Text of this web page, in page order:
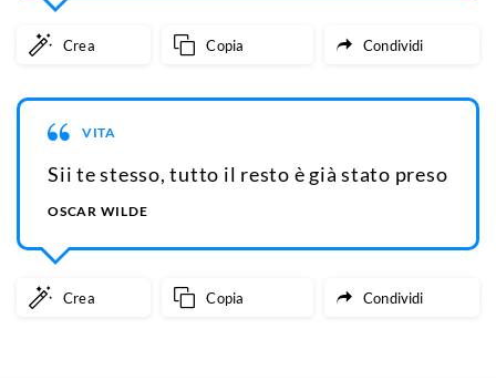
Crea Copia Condividi
VITA
Sii te stesso, tutto il resto è già stato preso
OSCAR WILDE
Crea Copia Condividi